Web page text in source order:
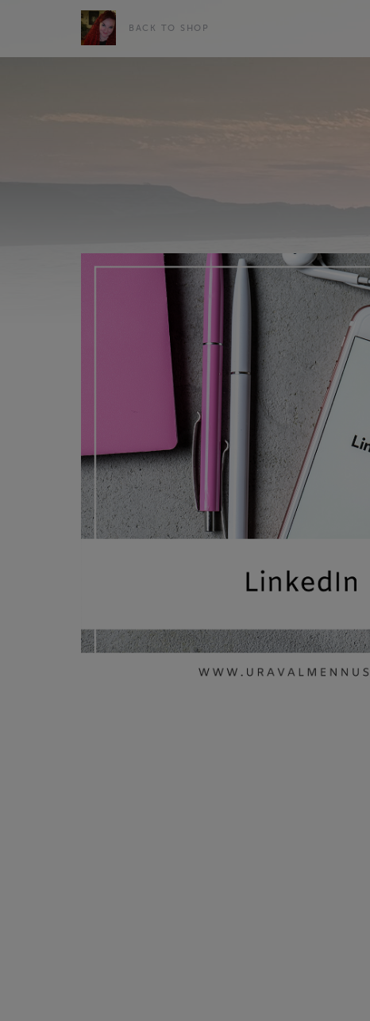
BACK TO SHOP